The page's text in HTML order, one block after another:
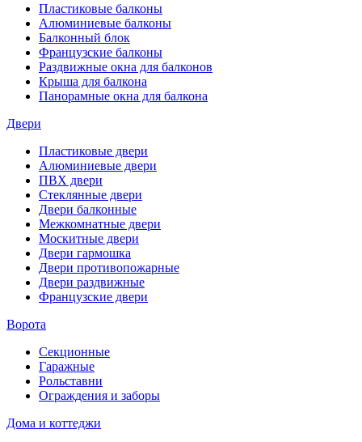
Пластиковые балконы
Алюминиевые балконы
Балконный блок
Французские балконы
Раздвижные окна для балконов
Крыша для балкона
Панорамные окна для балкона
Двери
Пластиковые двери
Алюминиевые двери
ПВХ двери
Стеклянные двери
Двери балконные
Межкомнатные двери
Москитные двери
Двери гармошка
Двери противопожарные
Двери раздвижные
Французские двери
Ворота
Секционные
Гаражные
Рольставни
Ограждения и заборы
Дома и коттеджи